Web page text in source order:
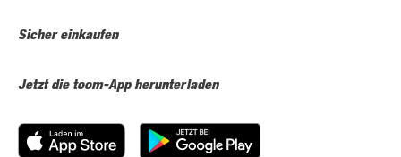
Sicher einkaufen
Jetzt die toom-App herunterladen